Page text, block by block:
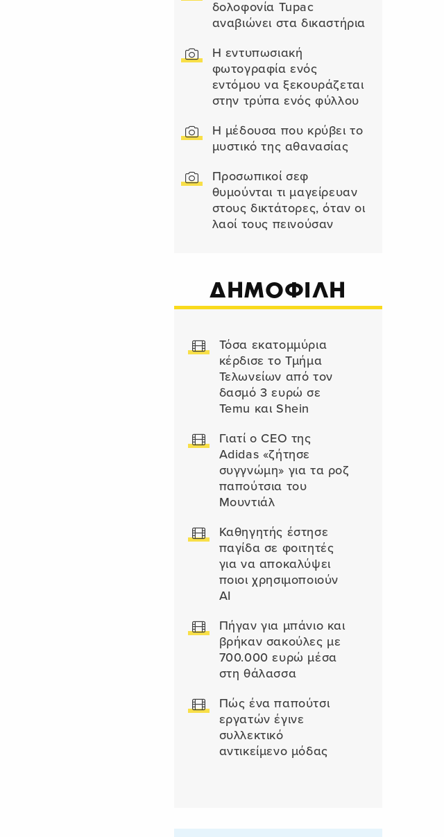
δολοφονία Tupac
αναβιώνει στα δικαστήρια
Η εντυπωσιακή
φωτογραφία ενός
εντόμου να ξεκουράζεται
στην τρύπα ενός φύλλου
Η μέδουσα που κρύβει το
μυστικό της αθανασίας
Προσωπικοί σεφ
θυμούνται τι μαγείρευαν
στους δικτάτορες, όταν οι
λαοί τους πεινούσαν
ΔΗΜΟΦΙΛΗ
Τόσα εκατομμύρια
κέρδισε το Τμήμα
Τελωνείων από τον
δασμό 3 ευρώ σε
Temu και Shein
Γιατί ο CEO της
Adidas «ζήτησε
συγγνώμη» για τα ροζ
παπούτσια του
Μουντιάλ
Καθηγητής έστησε
παγίδα σε φοιτητές
για να αποκαλύψει
ποιοι χρησιμοποιούν
AI
Πήγαν για μπάνιο και
βρήκαν σακούλες με
700.000 ευρώ μέσα
στη θάλασσα
Πώς ένα παπούτσι
εργατών έγινε
συλλεκτικό
αντικείμενο μόδας